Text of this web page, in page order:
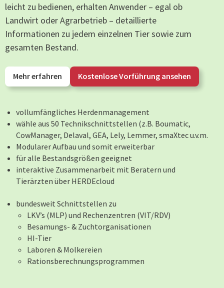
leicht zu bedienen, erhalten Anwender – egal ob
Landwirt oder Agrarbetrieb – detaillierte
Informationen zu jedem einzelnen Tier sowie zum
gesamten Bestand.
Mehr erfahren Kostenlose Vorführung ansehen
vollumfängliches Herdenmanagement
wähle aus 50 Technikschnittstellen (z.B. Boumatic,
CowManager, Delaval, GEA, Lely, Lemmer, smaXtec u.v.m.
Modularer Aufbau und somit erweiterbar
für alle Bestandsgrößen geeignet
interaktive Zusammenarbeit mit Beratern und
Tierärzten über HERDEcloud
bundesweit Schnittstellen zu
LKV’s (MLP) und Rechenzentren (VIT/RDV)
Besamungs- & Zuchtorganisationen
HI-Tier
Laboren & Molkereien
Rationsberechnungsprogrammen